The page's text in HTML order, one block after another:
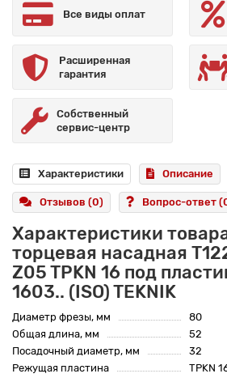
Все виды оплат
Расширенная
гарантия
Собственный
сервис-центр
Характеристики Описание
Отзывов (0) Вопрос-ответ
Характеристики
торцевая насадная
Z05 TPKN 16 под
1603.. (ISO) TEKNIK
Диаметр фрезы, мм
80
Общая длина, мм
52
Посадочный диаметр, мм
32
Режущая пластина
TPKN